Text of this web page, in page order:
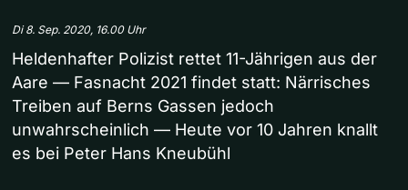
Di 8. Sep. 2020, 16.00 Uhr
Heldenhafter Polizist rettet 11-Jährigen aus der
Aare — Fasnacht 2021 findet statt: Närrisches
Treiben auf Berns Gassen jedoch
unwahrscheinlich — Heute vor 10 Jahren knallt
es bei Peter Hans Kneubühl